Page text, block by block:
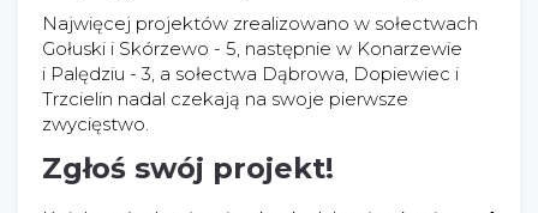
Najwięcej projektów zrealizowano w sołectwach
Gołuski i Skórzewo - 5, następnie w Konarzewie
i Palędziu - 3, a sołectwa Dąbrowa, Dopiewiec i
Trzcielin nadal czekają na swoje pierwsze
zwycięstwo.
Zgłoś swój projekt!